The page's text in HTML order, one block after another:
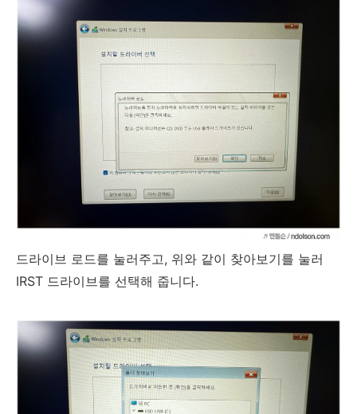
드라이브 로드를 눌러주고, 위와 같이 찾아보기를 눌러
IRST 드라이브를 선택해 줍니다.